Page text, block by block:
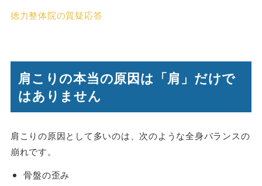
徳力整体院の質疑応答
肩こりの本当の原因は「肩」だけで
はありません
肩こりの原因として多いのは、次のような全身バランスの
崩れです。
骨盤の歪み